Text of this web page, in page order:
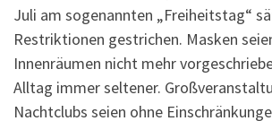
Juli am sogenannten „Freiheitstag“
Restriktionen gestrichen. Masken
Innenräumen nicht mehr
Alltag immer seltener.
Nachtclubs seien ohne